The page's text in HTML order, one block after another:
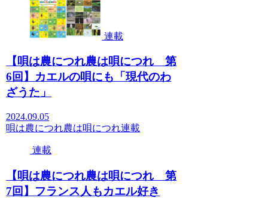
連載
【唄は農につれ農は唄につれ 第
6回】カエルの唄にも「現代のわ
ざうた」
2024.09.05
唄は農につれ農は唄につれ連載
連載
【唄は農につれ農は唄につれ 第
7回】フランス人もカエル好き